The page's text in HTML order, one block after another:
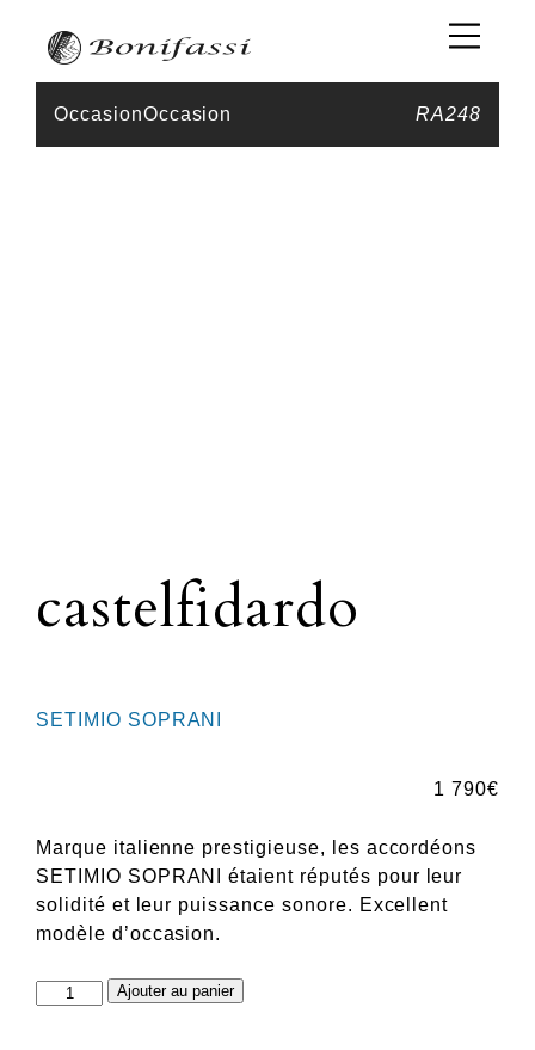
OccasionOccasion RA248
castelfidardo
SETIMIO SOPRANI
1 790€
Marque italienne prestigieuse, les accordéons
SETIMIO SOPRANI étaient réputés pour leur
solidité et leur puissance sonore. Excellent
modèle d’occasion.
quantité
Ajouter au panier